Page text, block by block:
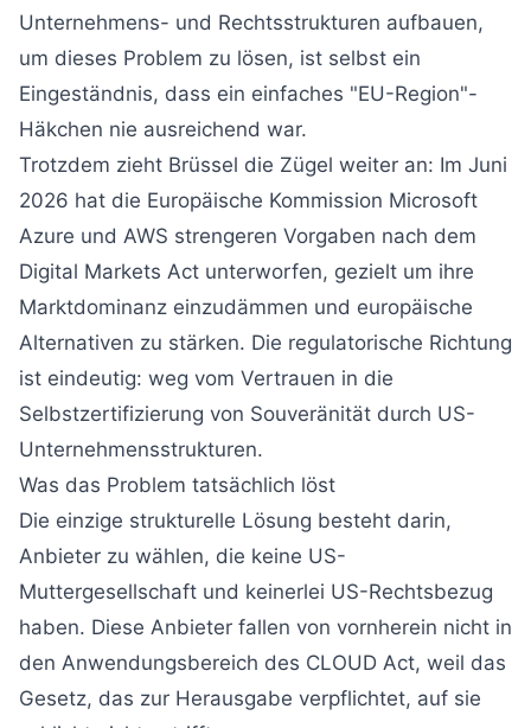
Unternehmens- und Rechtsstrukturen aufbauen,
um dieses Problem zu lösen, ist selbst ein
Eingeständnis, dass ein einfaches "EU-Region"-
Häkchen nie ausreichend war.
Trotzdem zieht Brüssel die Zügel weiter an: Im Juni
2026 hat die Europäische Kommission Microsoft
Azure und AWS strengeren Vorgaben nach dem
Digital Markets Act unterworfen, gezielt um ihre
Marktdominanz einzudämmen und europäische
Alternativen zu stärken. Die regulatorische Richtung
ist eindeutig: weg vom Vertrauen in die
Selbstzertifizierung von Souveränität durch US-
Unternehmensstrukturen.
Was das Problem tatsächlich löst
Die einzige strukturelle Lösung besteht darin,
Anbieter zu wählen, die keine US-
Muttergesellschaft und keinerlei US-Rechtsbezug
haben. Diese Anbieter fallen von vornherein nicht in
den Anwendungsbereich des CLOUD Act, weil das
Gesetz, das zur Herausgabe verpflichtet, auf sie